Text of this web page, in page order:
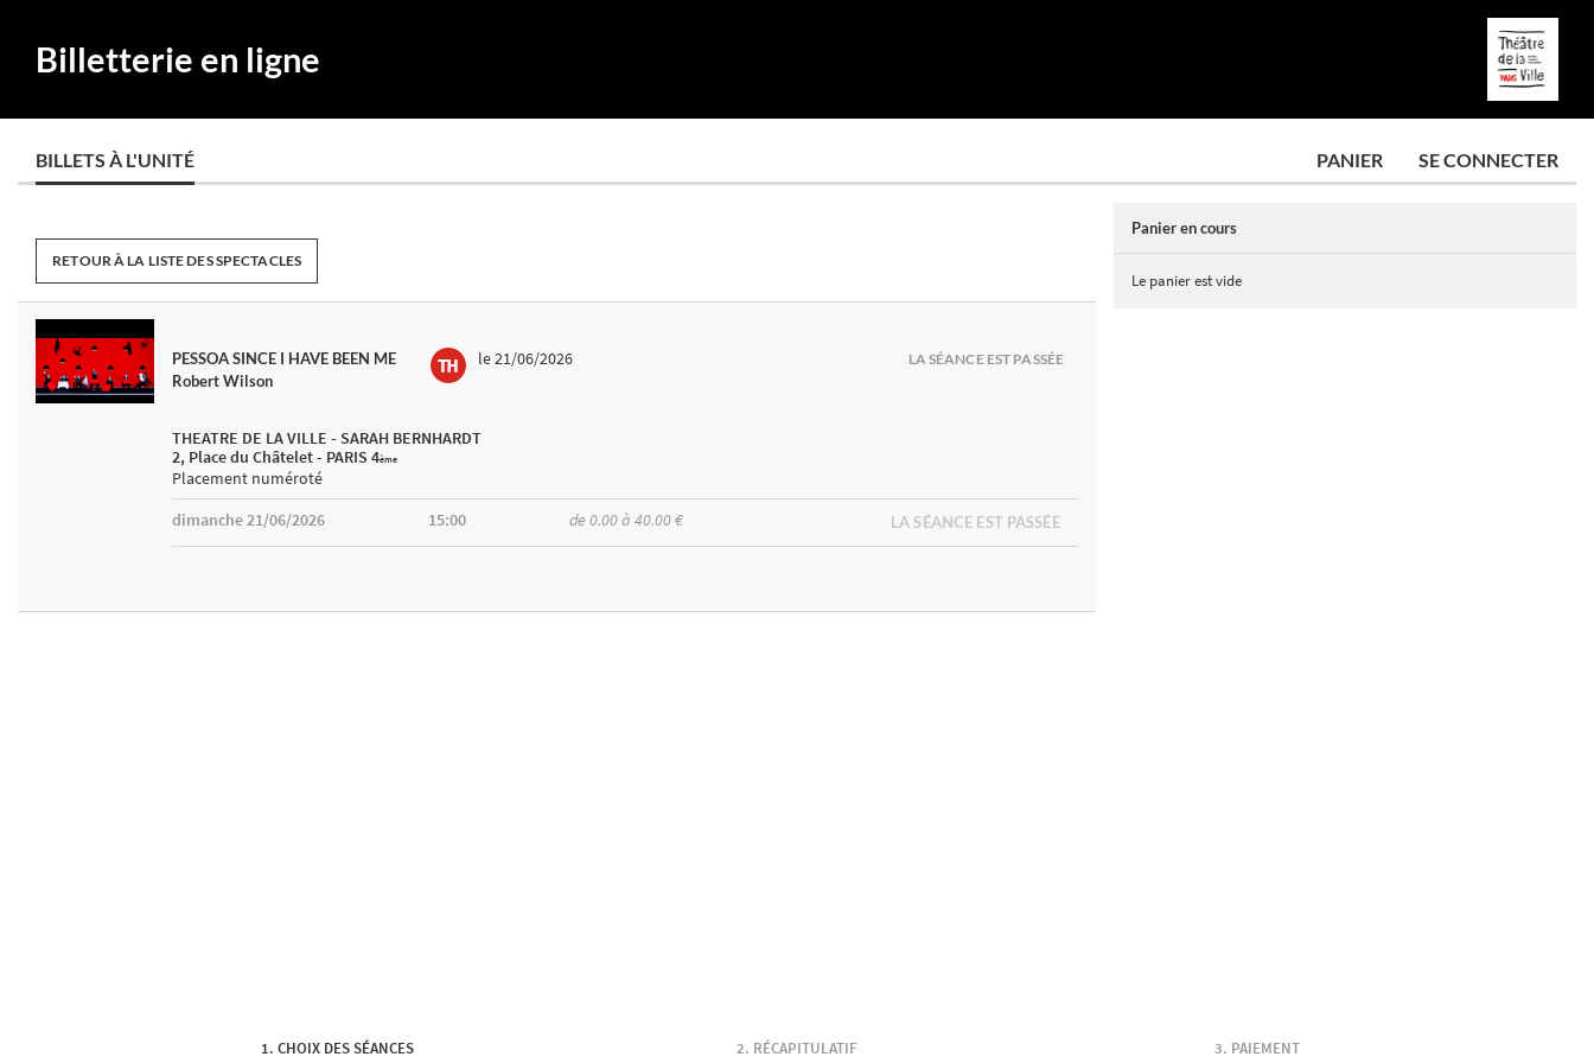
Billetterie en ligne
BILLETS À L'UNITÉ PANIER SE CONNECTER
RETOUR À LA LISTE DES SPECTACLES
PESSOA SINCE I HAVE BEEN ME
Robert Wilson
le 21/06/2026 LA SÉANCE EST PASSÉE
THEATRE DE LA VILLE - SARAH BERNHARDT
2, Place du Châtelet - PARIS 4ème
Placement numéroté
dimanche 21/06/2026
15:00 de 0.00 à 40.00 € LA SÉANCE EST PASSÉE
Panier en cours
Le panier est vide
CHOIX DES SÉANCES RÉCAPITULATIF PAIEMENT